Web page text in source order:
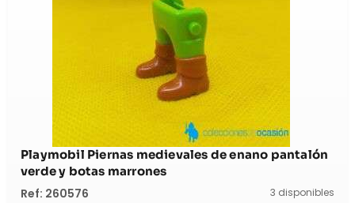
Playmobil Piernas medievales de enano pantalón
verde y botas marrones
Ref: 260576 3 disponibles